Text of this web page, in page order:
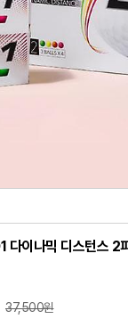
다이나믹 디스턴스 2
37,500원